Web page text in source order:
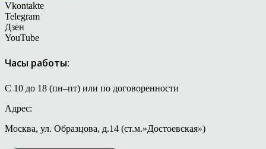
Vkontakte
Telegram
Дзен
YouTube
Часы работы:
С 10 до 18 (пн–пт) или по договоренности
Адрес:
Москва, ул. Образцова, д.14 (ст.м.»Достоевская»)